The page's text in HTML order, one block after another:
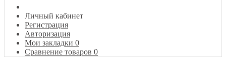
Личный кабинет
Регистрация
Авторизация
Мои закладки 0
Сравнение товаров 0